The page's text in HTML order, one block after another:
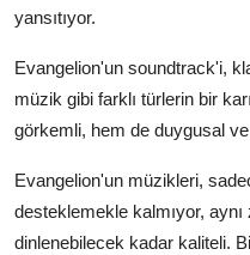
yansıtıyor.
Evangelion'un soundtrack'i,
müzik gibi farklı türlerin bir
görkemli, hem de duygusal
Evangelion'un müzikleri,
desteklemekle kalmıyor,
dinlenebilecek kadar kaliteli.